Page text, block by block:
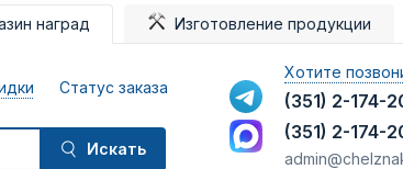
наград Изготовление продукции
Статус заказа
Искать
Хотите
(351) 2-174-
(351) 2-174-